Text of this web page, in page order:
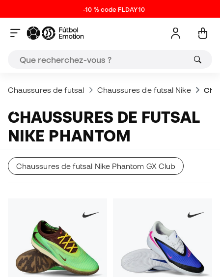
-10 % code FLDAY10
Chaussures de futsal Chaussures de futsal Nike
CHAUSSURES DE FUTSAL
NIKE PHANTOM
Chaussures de futsal Nike Phantom GX Club